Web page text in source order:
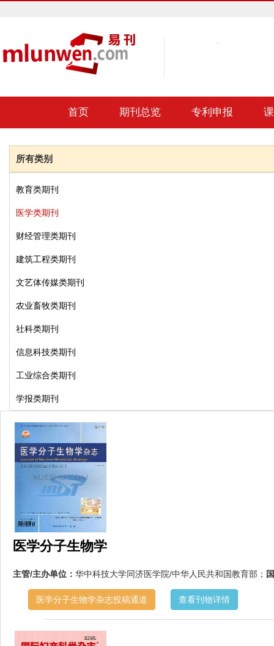
首页 期刊总览 专利申报
所有类别
教育类期刊
医学类期刊
财经管理类期刊
建筑工程类期刊
文艺体传媒类期刊
农业畜牧类期刊
社科类期刊
信息科技类期刊
工业综合类期刊
学报类期刊
医学分子生物学
主管/主办单位： 华中科技大学同济医学院/中华人民共和国教育部；
医学分子生物学杂志投稿通道 查看刊物详情